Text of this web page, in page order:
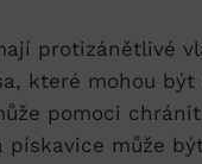
protizánětlivé
které mohou
⁣pomoci
‌pískavice ⁤může